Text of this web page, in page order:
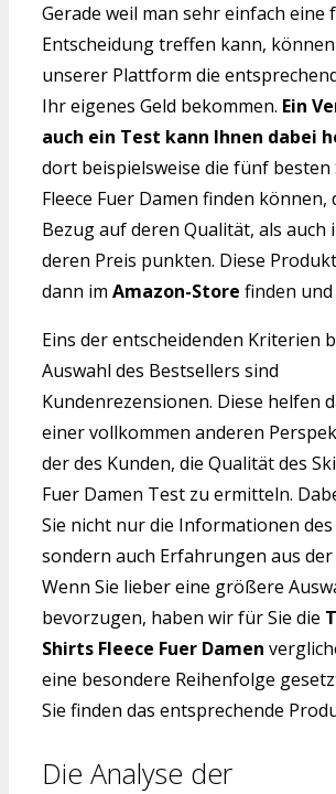
Gerade weil man sehr einfach eine
Entscheidung treffen kann,
unserer Plattform die
Ihr eigenes Geld bekommen. Ein
auch ein Test kann Ihnen dabei
dort beispielsweise die fünf besten
Fleece Fuer Damen finden können,
Bezug auf deren Qualität, als auch
deren Preis punkten. Diese
dann im Amazon-Store finden
Eins der entscheidenden Kriterien
Auswahl des Bestsellers sind
Kundenrezensionen. Diese helfen
einer vollkommen anderen
der des Kunden, die Qualität des
Fuer Damen Test zu ermitteln.
Sie nicht nur die Informationen
sondern auch Erfahrungen aus
Wenn Sie lieber eine größere
bevorzugen, haben wir für Sie die
Shirts Fleece Fuer Damen
eine besondere Reihenfolge
Sie finden das entsprechende
Die Analyse der